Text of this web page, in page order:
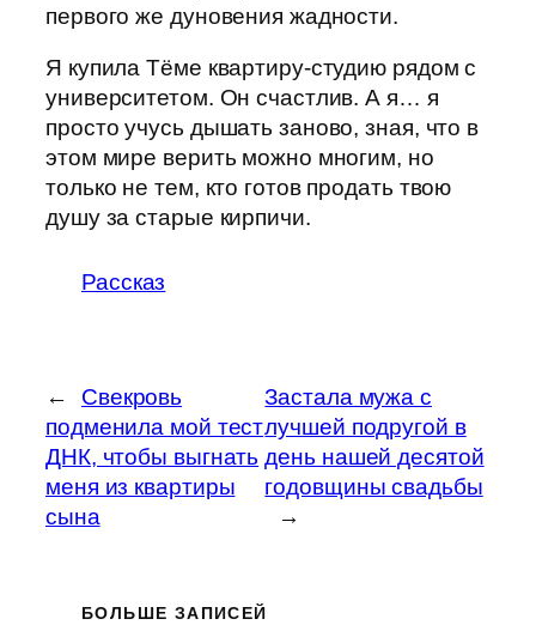
первого же дуновения жадности.
Я купила Тёме квартиру-студию рядом с
университетом. Он счастлив. А я… я
просто учусь дышать заново, зная, что в
этом мире верить можно многим, но
только не тем, кто готов продать твою
душу за старые кирпичи.
Рассказ
←
Свекровь
подменила мой тест
ДНК, чтобы выгнать
меня из квартиры
сына
Застала мужа с
лучшей подругой в
день нашей десятой
годовщины свадьбы
→
БОЛЬШЕ ЗАПИСЕЙ